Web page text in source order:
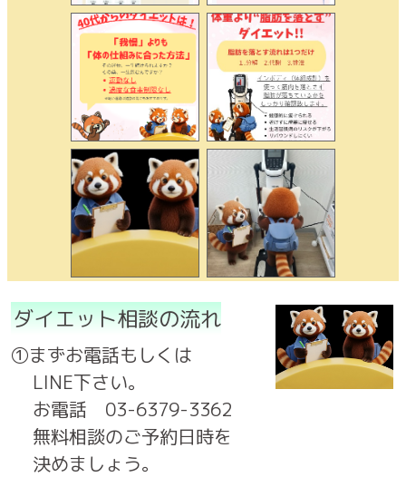
ダイエット相談の流れ
①まずお電話もしくは
LINE下さい。
お電話 03-6379-3362
無料相談のご予約日時を
決めましょう。